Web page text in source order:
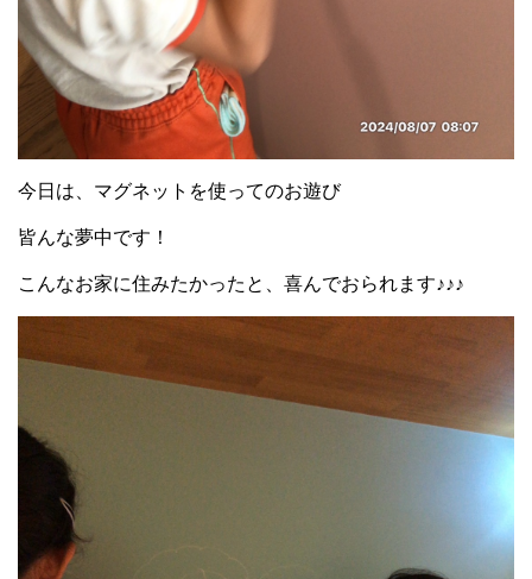
今日は、マグネットを使ってのお遊び
皆んな夢中です！
こんなお家に住みたかったと、喜んでおられます♪♪♪